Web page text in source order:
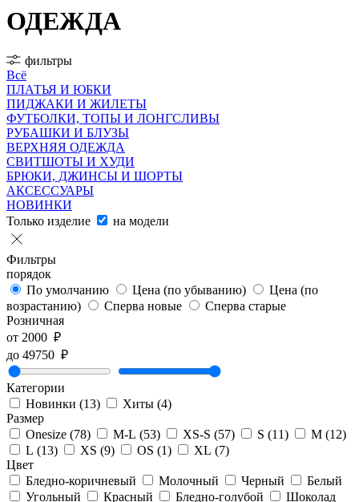
ОДЕЖДА
фильтры
Всё
ПЛАТЬЯ И ЮБКИ
ПИДЖАКИ И ЖИЛЕТЫ
ФУТБОЛКИ, ТОПЫ И ЛОНГСЛИВЫ
РУБАШКИ И БЛУЗЫ
ВЕРХНЯЯ ОДЕЖДА
СВИТШОТЫ И ХУДИ
БРЮКИ, ДЖИНСЫ И ШОРТЫ
АКСЕССУАРЫ
НОВИНКИ
Только изделие
на модели
Фильтры
порядок
По умолчанию
Цена (по убыванию)
Цена (по
возрастанию)
Сперва новые
Сперва старые
Розничная
от 2000 ₽
до 49750 ₽
Категории
Новинки (13) Хиты (4)
Размер
Onesize (78) M-L (53) XS-S (57) S (11) M (12)
L (13) XS (9) OS (1) XL (7)
Цвет
Бледно-коричневый
Молочный Черный
Белый
Угольный
Красный Бледно-голубой Шоколад